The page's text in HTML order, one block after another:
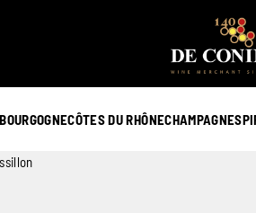
BOURGOGNECÔTES DU RHÔNECHAMPAGNE